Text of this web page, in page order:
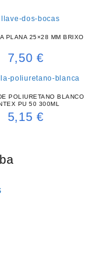
PLANA 25×28 MM BRIXO
7,50€
POLIURETANO BLANCO
PU 50 300ML
5,15€